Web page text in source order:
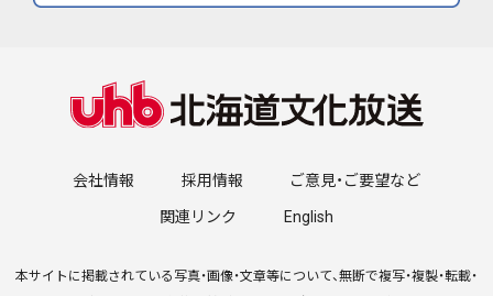
会社情報 採用情報 ご意見・ご要望など
関連リンク English
本サイトに掲載されている写真・画像・文章等について、無断で複写・複製・転載・